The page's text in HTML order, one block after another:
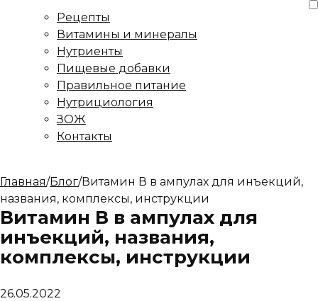
Рецепты
Витамины и минералы
Нутриенты
Пищевые добавки
Правильное питание
Нутрициология
ЗОЖ
Контакты
Главная/Блог/Витамин В в ампулах для инъекций,
названия, комплексы, инструкции
Витамин В в ампулах для
инъекций, названия,
комплексы, инструкции
26.05.2022